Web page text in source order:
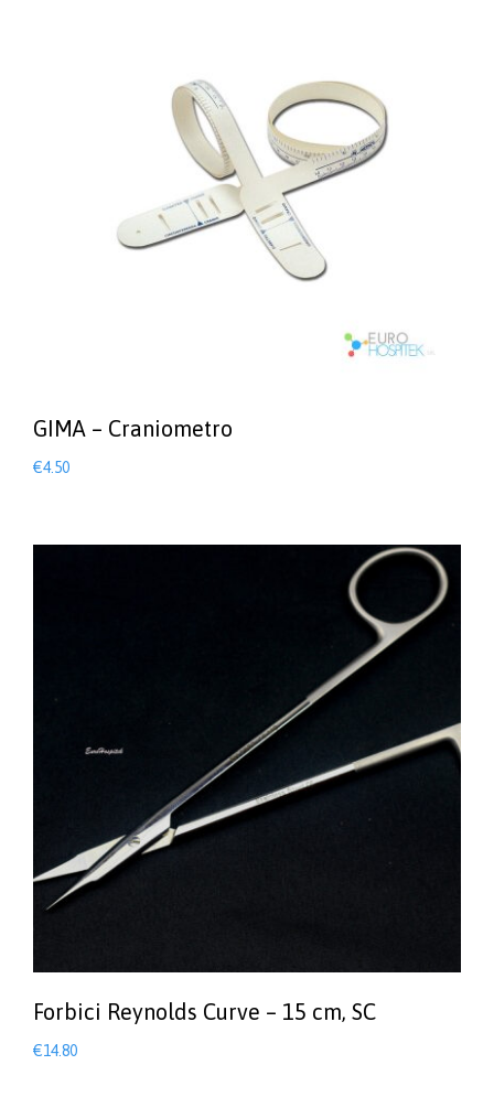
GIMA – Craniometro
€4.50
Forbici Reynolds Curve – 15 cm, SC
€14.80